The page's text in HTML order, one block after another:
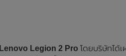
Lenovo Legion 2 Pro โดยบริษัทได้เ